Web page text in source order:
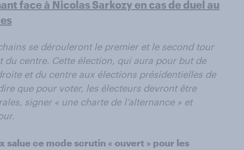
face à Nicolas Sarkozy en cas de duel au
se dérouleront le premier et le second tour
du centre. Cette élection, qui aura pour but de
et du centre aux élections présidentielles de
que pour voter, les électeurs devront être
signer « une charte de l’alternance » et
salue ce mode scrutin « ouvert » pour les